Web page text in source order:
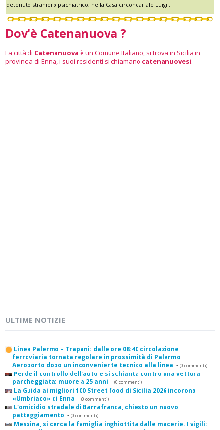
detenuto straniero psichiatrico, nella Casa circondariale Luigi...
Dov'è Catenanuova ?
La città di Catenanuova è un Comune Italiano, si trova in Sicilia in
provincia di Enna, i suoi residenti si chiamano catenanuovesi.
ULTIME NOTIZIE
Linea Palermo – Trapani: dalle ore 08:40 circolazione
ferroviaria tornata regolare in prossimità di Palermo
Aeroporto dopo un inconveniente tecnico alla linea - (0 commenti)
Perde il controllo dell'auto e si schianta contro una vettura
parcheggiata: muore a 25 anni - (0 commenti)
La Guida ai migliori 100 Street food di Sicilia 2026 incorona
«Umbriaco» di Enna - (0 commenti)
L'omicidio stradale di Barrafranca, chiesto un nuovo
patteggiamento - (0 commenti)
Messina, si cerca la famiglia inghiottita dalle macerie. I vigili: